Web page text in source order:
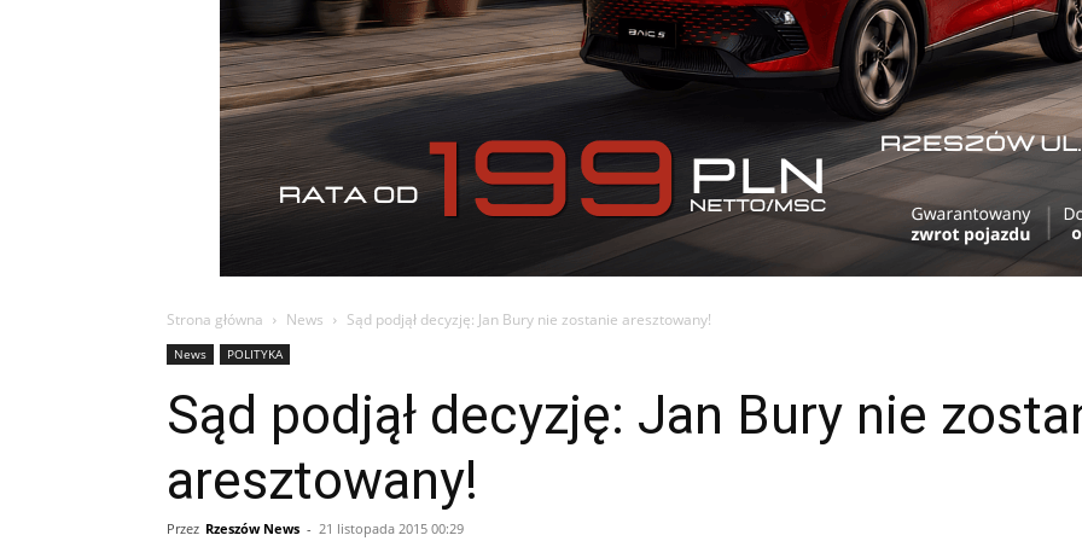
Strona główna News Sąd podjął decyzję: Jan Bury nie zostanie aresztowany!
News POLITYKA
Sąd podjął decyzję: Jan Bury nie
aresztowany!
Przez Rzeszów News - 21 listopada 2015 00:29